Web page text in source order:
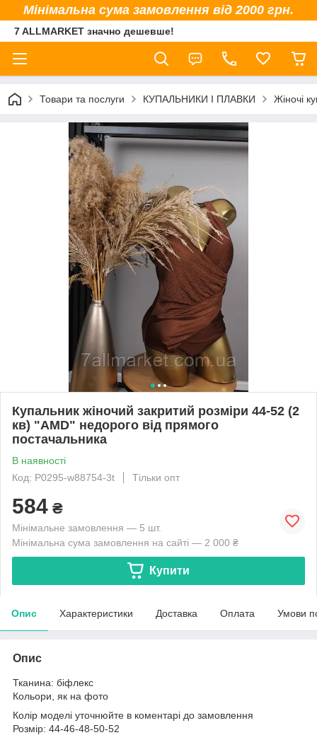
Мінімальна сума замовлення від 2000 грн.
7 ALLMARKET значно дешевше!
Товари та послуги КУПАЛЬНИКИ І ПЛАВКИ Жіночі
Купальник жіночий закритий розміри 44-52 (2
кв) "AMD" недорого від прямого
постачальника
В наявності
Код: P0295-w88754-3t
Тільки опт
584 ₴
Мінімальне замовлення — 5 шт.
Мінімальна сума замовлення на сайті — 2 000 ₴
Купити
Опис Характеристики Доставка Оплата Умови
Опис
Тканина: біфлекс
Кольори, як на фото
Колір моделі уточнюйте в коментарі до замовлення
Розмір: 44-46-48-50-52